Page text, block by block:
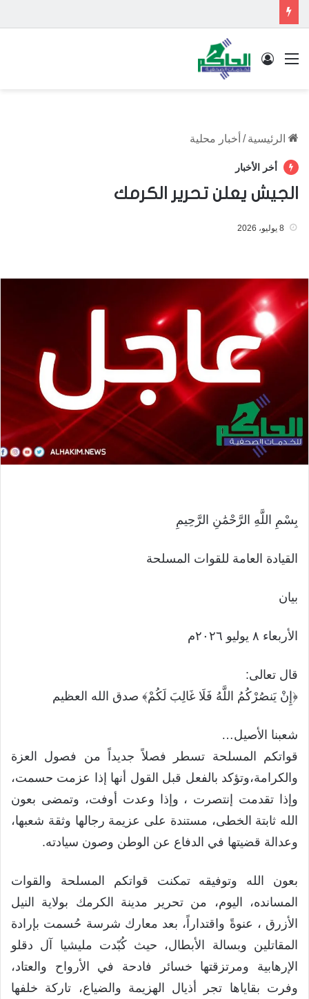
القائمة تسجيل الدخول
الرئيسية / أخبار محلية
أخر الأخبار
الجيش يعلن تحرير الكرمك
8 يوليو، 2026
بِسْمِ اللَّهِ الرَّحْمَٰنِ الرَّحِيمِ
القيادة العامة للقوات المسلحة
بيان
الأربعاء ٨ يوليو ٢٠٢٦م
قال تعالى:
﴿إِنْ يَنصُرْكُمُ اللَّهُ فَلَا غَالِبَ لَكُمْ﴾ صدق الله العظيم
شعبنا الأصيل…
قواتكم المسلحة تسطر فصلاً جديداً من فصول العزة
والكرامة،وتؤكد بالفعل قبل القول أنها إذا عزمت حسمت،
وإذا تقدمت إنتصرت ، وإذا وعدت أوفت، وتمضى بعون
الله ثابتة الخطى، مستندة على عزيمة رجالها وثقة شعبها،
وعدالة قضيتها في الدفاع عن الوطن وصون سيادته.
بعون الله وتوفيقه تمكنت قواتكم المسلحة والقوات
المسانده، اليوم، من تحرير مدينة الكرمك بولاية النيل
الأزرق ، عنوةً واقتداراً، بعد معارك شرسة حُسمت بإرادة
المقاتلين وبسالة الأبطال، حيث كُبّدت مليشيا آل دقلو
الإرهابية ومرتزقتها خسائر فادحة في الأرواح والعتاد،
وفرت بقاياها تجر أذيال الهزيمة والضياع، تاركة خلفها